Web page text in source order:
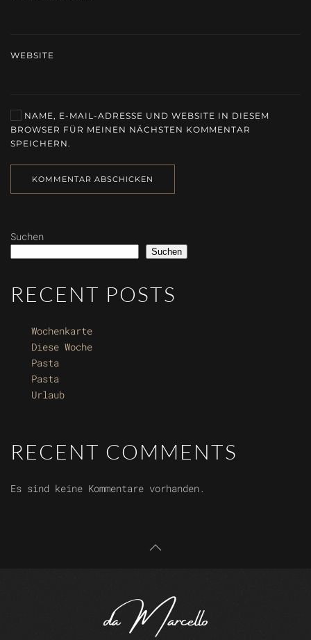
WEBSITE
NAME, E-MAIL-ADRESSE UND WEBSITE IN DIESEM
BROWSER FÜR MEINEN NÄCHSTEN KOMMENTAR
SPEICHERN.
KOMMENTAR ABSCHICKEN
Suchen
Suchen
RECENT POSTS
Wochenkarte
Diese Woche
Pasta
Pasta
Urlaub
RECENT COMMENTS
Es sind keine Kommentare vorhanden.